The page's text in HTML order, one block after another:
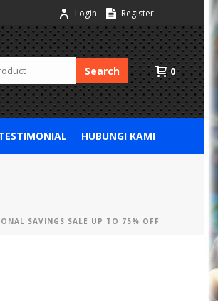
Login Register
Search 0
HUBUNGI KAMI
SAVINGS SALE UP TO 75% OFF